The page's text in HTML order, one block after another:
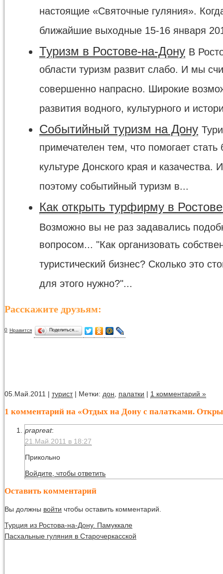
настоящие «Святочные гуляния».
ближайшие выходные 15-16 января
Туризм в Ростове-на-Дону В
области туризм развит слабо. И мы
совершенно напрасно. Широкие
развития водного, культурного и
Событийный туризм на Дону
примечателен тем, что помогает стать
культуре Донского края и казачества.
поэтому событийный туризм в...
Как открыть турфирму в
Возможно вы не раз задавались
вопросом... "Как организовать
туристический бизнес? Сколько это
для этого нужно?"...
Расскажите друзьям:
0 Нравится Поделиться…
05.Май.2011 | турист| Метки: дон, палатки | 1 комментарий »
1 комментарий на «Отдых на Дону с палатками.
prapreat:
21.Май.2011 в 18:27
Прикольно
Войдите, чтобы ответить
Оставить комментарий
Вы должны войти чтобы оставить комментарий.
Турция из Ростова-на-Дону. Памуккале
Пасхальные гуляния в Старочеркасской